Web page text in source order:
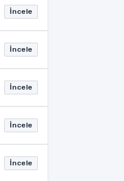
İncele
İncele
İncele
İncele
İncele